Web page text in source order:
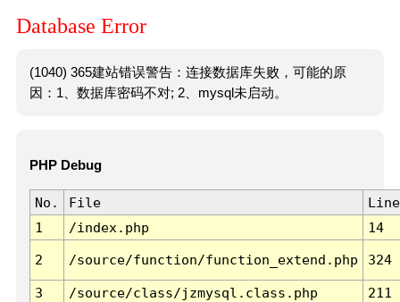
Database Error
(1040) 365建站错误警告：连接数据库失败，可能的原
因：1、数据库密码不对; 2、mysql未启动。
PHP Debug
No. File
Line
1
/index.php 14
2 /source/function/function_extend.php 324
3 /source/class/jzmysql.class.php
211